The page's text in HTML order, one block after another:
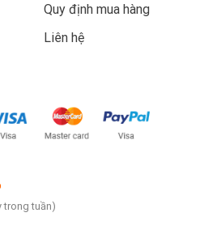
Quy định mua hàng
Liên hệ
trong tuần)